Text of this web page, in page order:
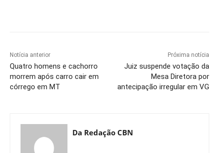
Notícia anterior
Quatro homens e cachorro
morrem após carro cair em
córrego em MT
Próxima notícia
Juiz suspende votação da
Mesa Diretora por
antecipação irregular em VG
Da Redação CBN